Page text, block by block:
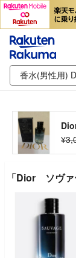
「Dior ソヴ